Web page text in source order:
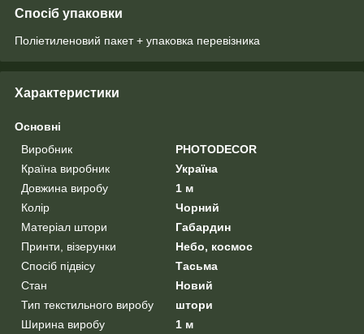
Спосіб упаковки
Поліетиленовий пакет + упаковка перевізника
Характеристики
Основні
Виробник
PHOTODECOR
Країна виробник
Україна
Довжина виробу
1 м
Колір
Чорний
Матеріал штори
Габардин
Принти, візерунки
Небо, космос
Спосіб підвісу
Тасьма
Стан
Новий
Тип текстильного виробу
штори
Ширина виробу
1 м